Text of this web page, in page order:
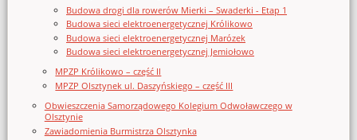
Budowa drogi dla rowerów Mierki – Swaderki - Etap 1
Budowa sieci elektroenergetycznej Królikowo
Budowa sieci elektroenergetycznej Marózek
Budowa sieci elektroenergetycznej Jemiołowo
MPZP Królikowo – część II
MPZP Olsztynek ul. Daszyńskiego – część III
Obwieszczenia Samorządowego Kolegium Odwoławczego w
Olsztynie
Zawiadomienia Burmistrza Olsztynka